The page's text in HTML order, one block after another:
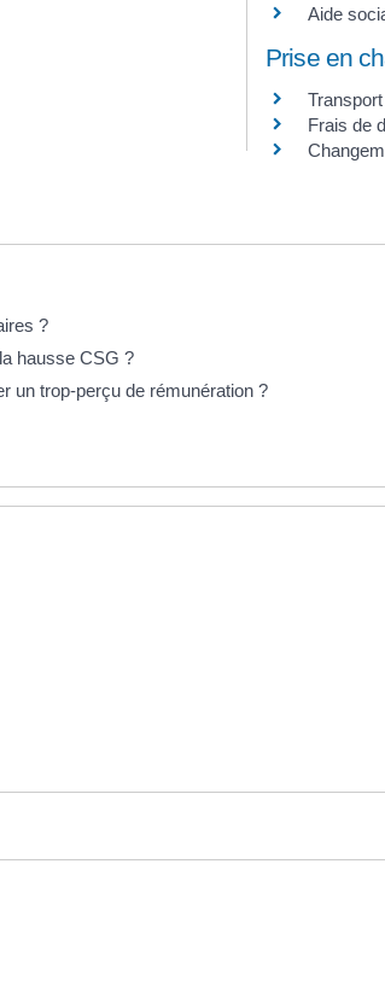
Aide
Prise en
Frais de
?
hausse CSG ?
un trop-perçu de rémunération ?